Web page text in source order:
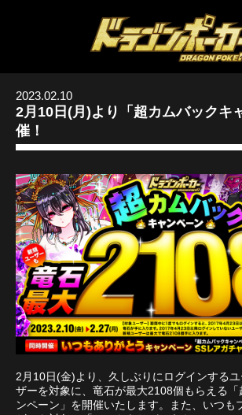
2023.02.10
2月10日(月)より「超カムバックキ
催！
2月10日(金)より、久しぶりにログインする
ザーを対象に、竜石が最大2108個もらえる「
ンペーン」を開催いたします。また、いつも